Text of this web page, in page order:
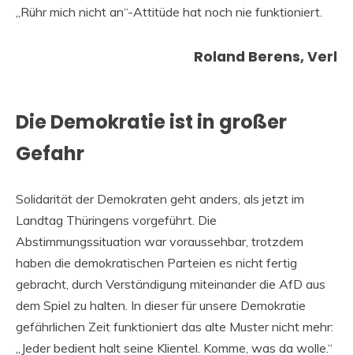
„Rühr mich nicht an“-Attitüde hat noch nie funktioniert.
Roland Berens, Verl
Die Demokratie ist in großer
Gefahr
Solidarität der Demokraten geht anders, als jetzt im
Landtag Thüringens vorgeführt. Die
Abstimmungssituation war voraussehbar, trotzdem
haben die demokratischen Parteien es nicht fertig
gebracht, durch Verständigung miteinander die AfD aus
dem Spiel zu halten. In dieser für unsere Demokratie
gefährlichen Zeit funktioniert das alte Muster nicht mehr:
„Jeder bedient halt seine Klientel. Komme, was da wolle.“